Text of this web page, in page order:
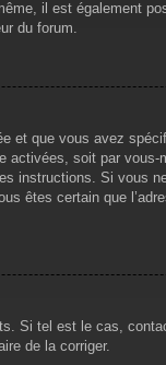
il est également
du forum.
que vous avez
soit par
instructions. Si vous
êtes certain que
Si tel est le cas,
de la corriger.